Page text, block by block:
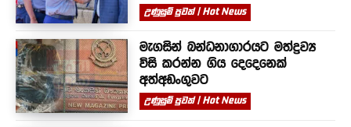
උණුසුම් පුවත් | Hot News
මැගසින් බන්ධනාගාරයට මත්ද්‍රව්‍ය
විසි කරන්න ගිය දෙදෙනෙක්
අත්අඩංගුවට
උණුසුම් පුවත් | Hot News